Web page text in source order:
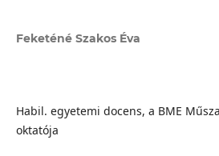
Feketéné Szakos Éva
Habil. egyetemi docens, a BME
oktatója